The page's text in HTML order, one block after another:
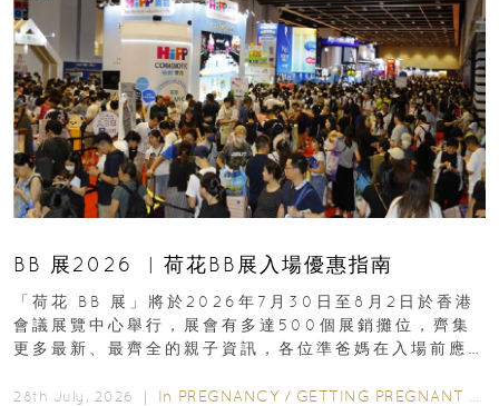
BB 展2026 ︳荷花BB展入場優惠指南
「荷花 BB 展」將於2026年7月30日至8月2日於香港
會議展覽中心舉行，展會有多達500個展銷攤位，齊集
更多最新、最齊全的親子資訊，各位準爸媽在入場前應
28th July, 2026 ｜ In PREGNANCY / GETTING PREGNANT